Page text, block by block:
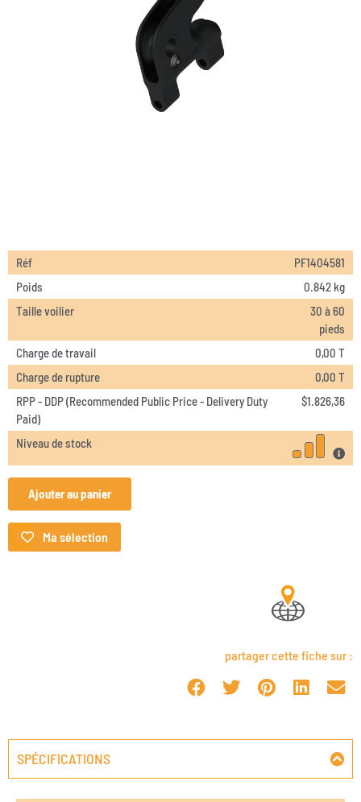
Réf
PF1404581
Poids
0.842 kg
Taille voilier
30 à 60
pieds
Charge de travail
0,00 T
Charge de rupture
0,00 T
RPP - DDP (Recommended Public Price - Delivery Duty
Paid)
$1.826,36
Niveau de stock
Ajouter au panier
Ma sélection
partager cette fiche sur :
SPÉCIFICATIONS